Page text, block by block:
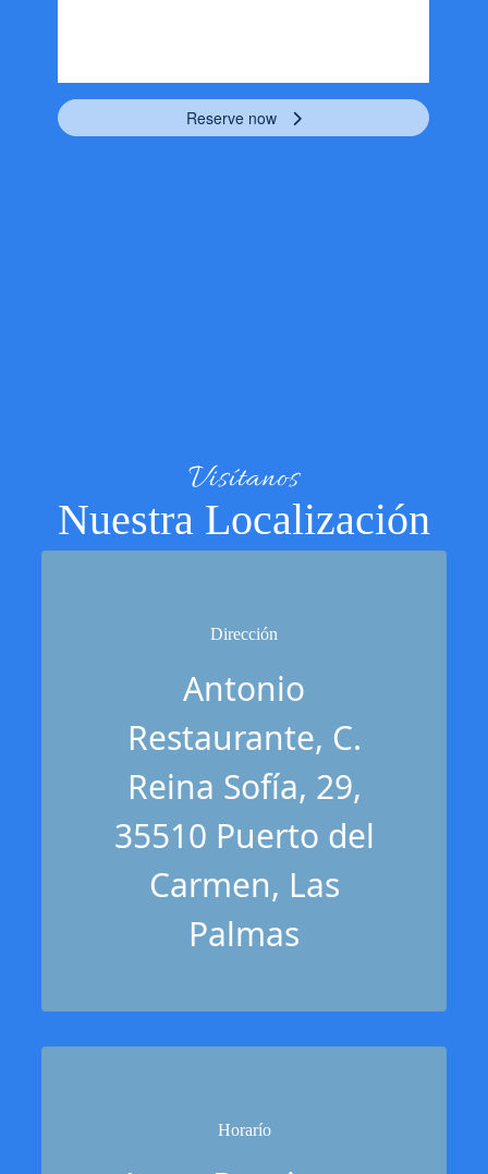
Nuestra Localización
Visítanos
Dirección
Antonio
Restaurante, C.
Reina Sofía, 29,
35510 Puerto del
Carmen, Las
Palmas
Horarío